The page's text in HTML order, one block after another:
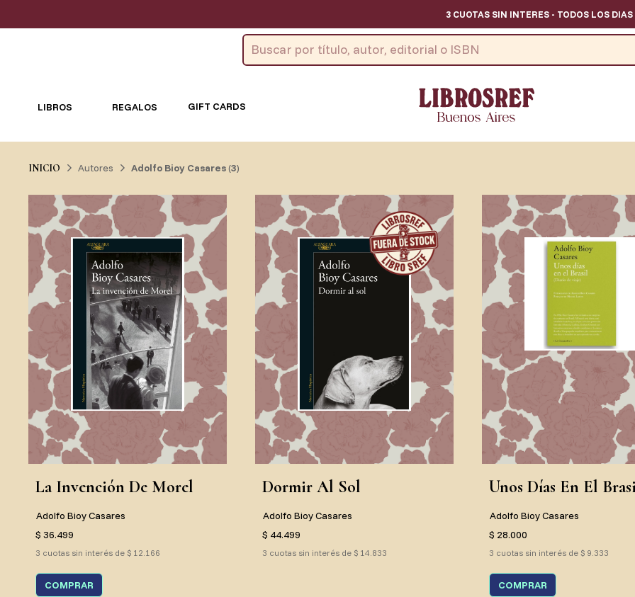
3 CUOTAS SIN INTERES - TODOS LOS DIAS //
LIBROS REGALOS GIFT CARDS
INICIO Autores Adolfo Bioy Casares(3)
La Invención De Morel
Adolfo Bioy Casares
$ 36.499
3 cuotas sin interés de $ 12.166
COMPRAR
Dormir Al Sol
Adolfo Bioy Casares
$ 44.499
3 cuotas sin interés de $ 14.833
Unos Días En El
Adolfo Bioy Casares
$ 28.000
3 cuotas sin interés de $ 9.333
COMPRAR